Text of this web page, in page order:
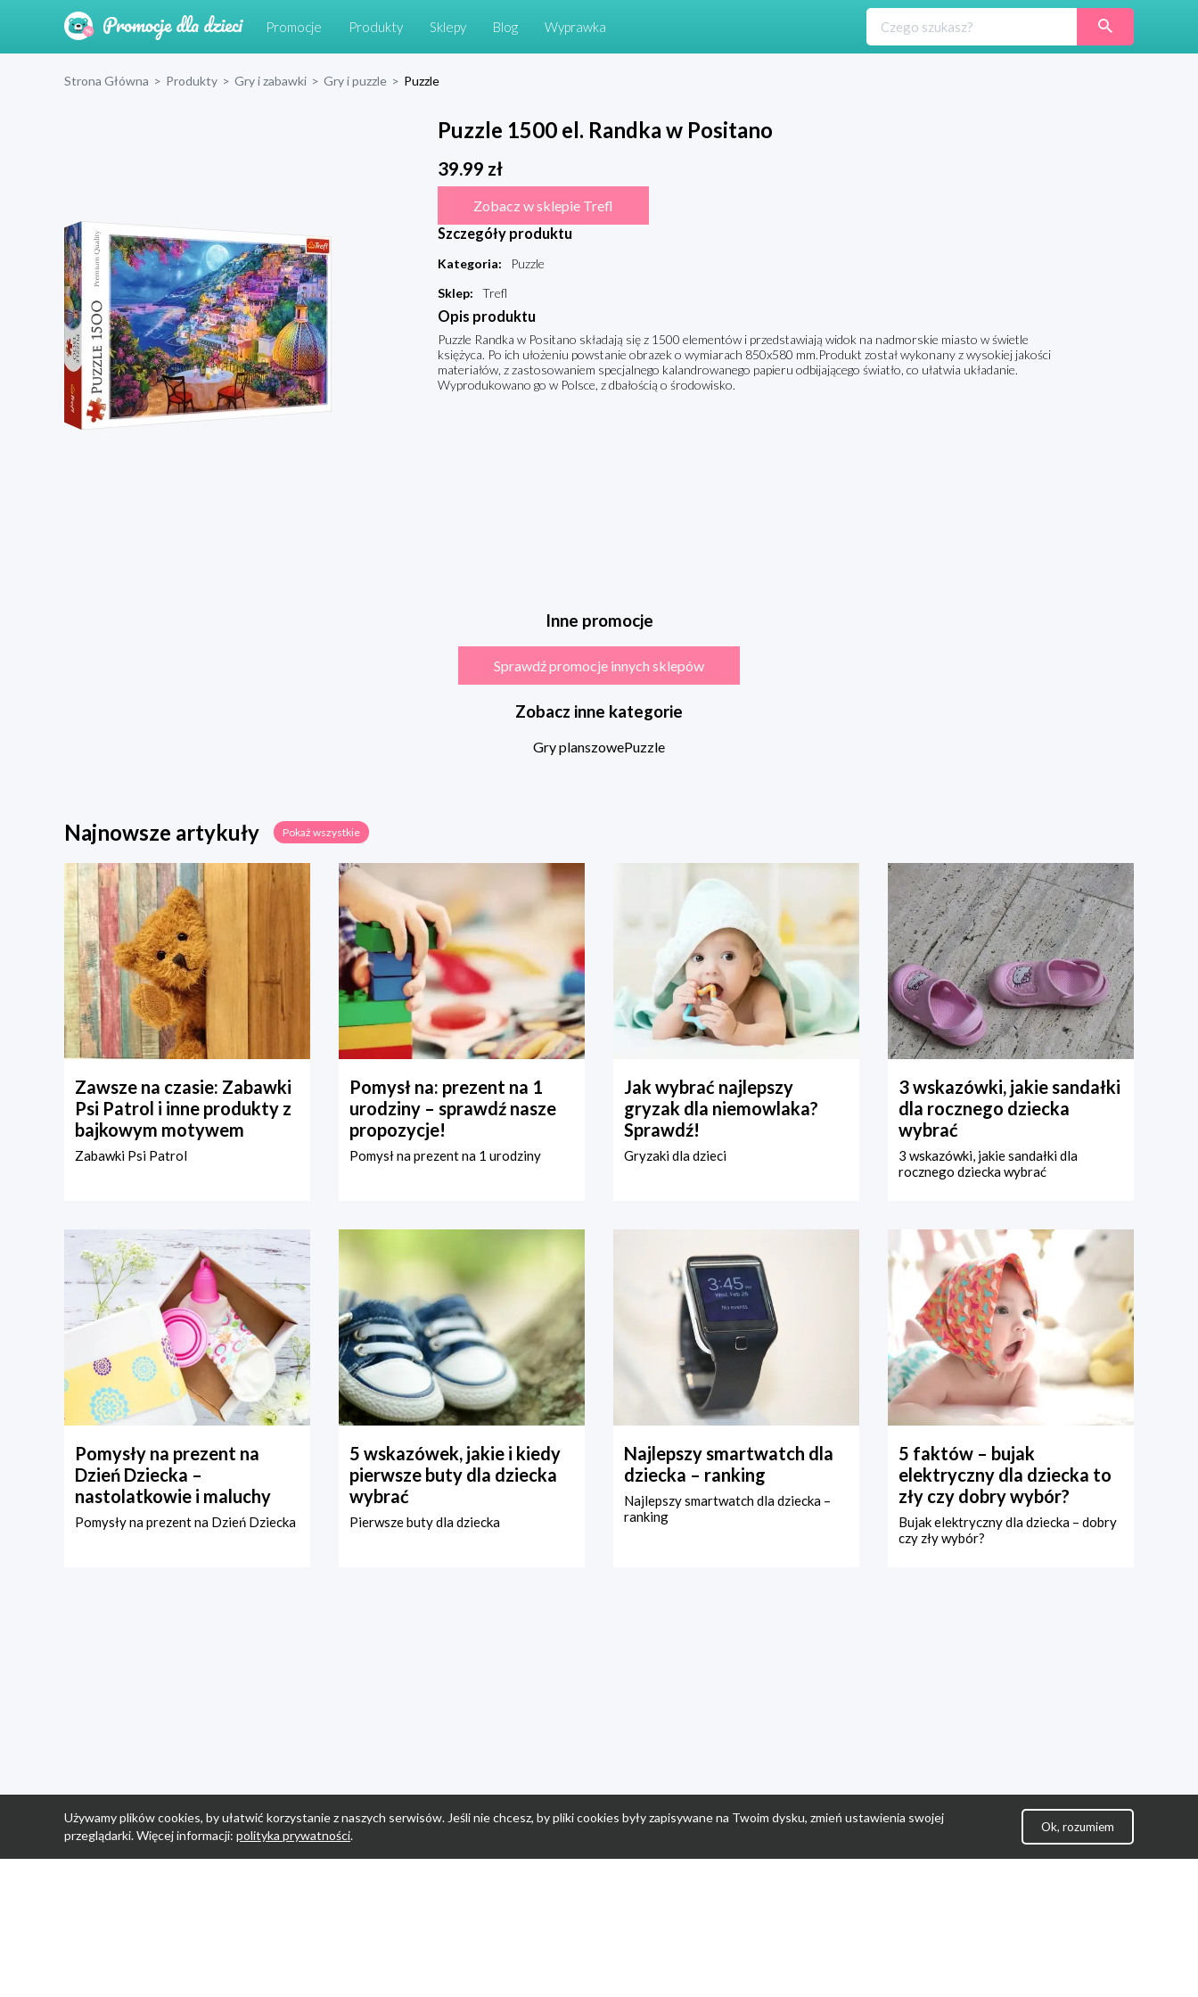
Promocje Produkty Sklepy Blog Wyprawka
Strona Główna > Produkty > Gry i zabawki > Gry i puzzle > Puzzle
Puzzle 1500 el. Randka w Positano
39.99 zł
Zobacz w sklepie Trefl
Szczegóły produktu
Kategoria:
Puzzle
Sklep: Trefl
Opis produktu
Puzzle Randka w Positano składają się z 1500 elementów i przedstawiają widok na nadmorskie miasto w świetle
księżyca. Po ich ułożeniu powstanie obrazek o wymiarach 850x580 mm.Produkt został wykonany z wysokiej jakości
materiałów, z zastosowaniem specjalnego kalandrowanego papieru odbijającego światło, co ułatwia układanie.
Wyprodukowano go w Polsce, z dbałością o środowisko.
Inne promocje
Sprawdź promocje innych sklepów
Zobacz inne kategorie
Gry planszowePuzzle
Najnowsze artykuły Pokaż wszystkie
Zawsze na czasie: Zabawki
Psi Patrol i inne produkty z
bajkowym motywem
Zabawki Psi Patrol
Pomysł na: prezent na 1
urodziny – sprawdź nasze
propozycje!
Pomysł na prezent na 1 urodziny
Jak wybrać najlepszy
gryzak dla niemowlaka?
Sprawdź!
Gryzaki dla dzieci
3 wskazówki, jakie sandałki
dla rocznego dziecka
wybrać
3 wskazówki, jakie sandałki dla
rocznego dziecka wybrać
Pomysły na prezent na
Dzień Dziecka –
nastolatkowie i maluchy
Pomysły na prezent na Dzień Dziecka
5 wskazówek, jakie i kiedy
pierwsze buty dla dziecka
wybrać
Pierwsze buty dla dziecka
Najlepszy smartwatch dla
dziecka – ranking
Najlepszy smartwatch dla dziecka –
ranking
5 faktów – bujak
elektryczny dla dziecka to
zły czy dobry wybór?
Bujak elektryczny dla dziecka – dobry
czy zły wybór?
Używamy plików cookies, by ułatwić korzystanie z naszych serwisów. Jeśli nie chcesz, by pliki cookies były zapisywane na Twoim dysku, zmień ustawienia swojej
przeglądarki. Więcej informacji: polityka prywatności.
Ok, rozumiem